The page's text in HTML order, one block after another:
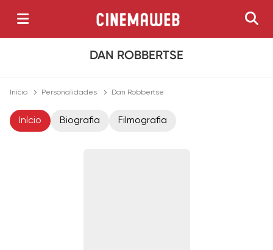
DAN ROBBERTSE
Início Personalidades Dan Robbertse
Início Biografia Filmografia